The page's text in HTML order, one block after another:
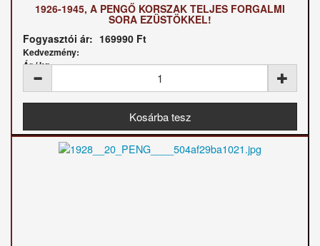
1926-1945, A PENGŐ KORSZAK TELJES FORGALMI
SORA EZÜSTÖKKEL!
Fogyasztói ár: 169990 Ft
Kedvezmény:
Ár / kg: